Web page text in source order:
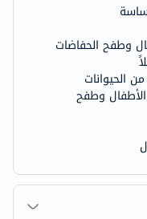
وطفح الحفاضات
الحيوانات
وطفح